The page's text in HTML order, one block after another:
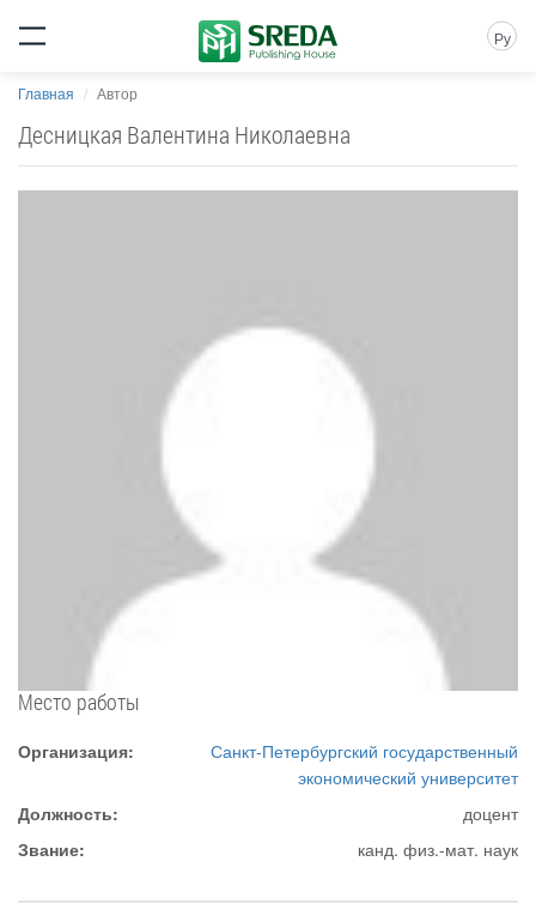
Ру
Главная Автор
Десницкая Валентина Николаевна
Место работы
Организация:
Санкт-Петербургский государственный
экономический университет
Должность:
доцент
Звание:
канд. физ.-мат. наук